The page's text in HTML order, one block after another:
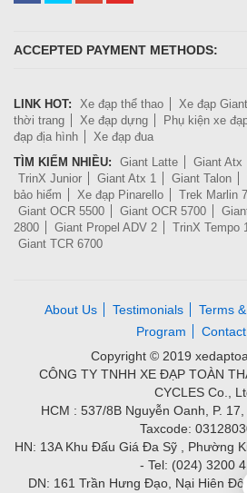
ACCEPTED PAYMENT METHODS:
LINK HOT: Xe đạp thể thao Xe đạp Giant
thời trang
Xe đạp dựng Phụ kiện xe
đạp địa hình
Xe đạp đua
TÌM KIẾM NHIỀU:
Giant Latte Giant Atx
TrinX Junior
Giant Atx 1 Giant Talon
bảo hiểm
Xe đạp Pinarello Trek Marlin 7
Giant OCR 5500
Giant OCR 5700
2800
Giant Propel ADV 2 TrinX Tempo
Giant TCR 6700
About Us Testimonials Terms
Program
Copyright © 2019
CÔNG TY TNHH XE ĐẠP TOÀN
CYCLES Co.,
HCM : 537/8B Nguyễn Oanh, P. 17,
Taxcode:
HN: 13A Khu Đấu Giá Đa Sỹ , Phường
- Tel: (024) 3200
DN: 161 Trần Hưng Đạo, Nại Hiên